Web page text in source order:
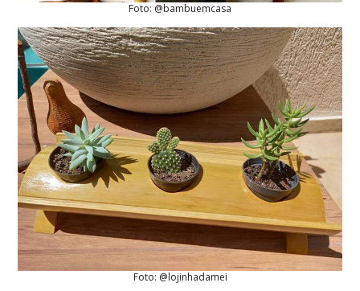
Foto: @bambuemcasa
Foto: @lojinhadamei